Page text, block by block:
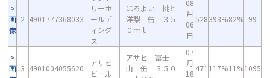
画
像
2 4901777368033
リーホ
ールデ
ィング
ス
ほろよい 桃と
洋梨 缶 ３５
０ｍｌ
08
月
06
日
528393%82% 99
画 3 4901004055620
アサヒ
ビール
アサヒ 富士
山 缶 ３５０
07
月
18
471 117%11%1095